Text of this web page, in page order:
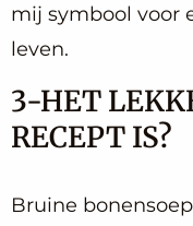
mij symbool voor
leven.
3-HET
RECEPT IS?
Bruine